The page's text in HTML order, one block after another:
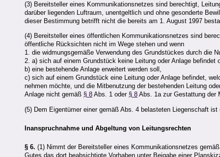
(3) Bereitsteller eines Kommunikationsnetzes sind berechtigt,
darüber liegenden Luftraum, unentgeltlich und ohne gesonderte
dieser Bestimmung betrifft nicht die bereits am 1. August 1997
(4) Bereitsteller eines öffentlichen Kommunikationsnetzes sind
öffentliche Rücksichten nicht im Wege stehen und wenn
1. die widmungsgemäße Verwendung des Grundstückes durch die
2. a) sich auf einem Grundstück keine Leitung oder Anlage befindet
b) eine bestehende Anlage erweitert werden soll,
c) sich auf einem Grundstück eine Leitung oder Anlage befindet,
nehmen möchte, und die Mitbenutzung der bestehenden Leitung
Anlage nicht gemäß § 8 Abs. 1 oder § 8 Abs. 1a zur Gestattung der
(5) Dem Eigentümer einer gemäß Abs. 4 belasteten Liegenschaft
Inanspruchnahme und Abgeltung von Leitungsrechten
§ 6. (1) Nimmt der Bereitsteller eines Kommunikationsnetzes
Gutes das dort beabsichtigte Vorhaben unter Beigabe einer